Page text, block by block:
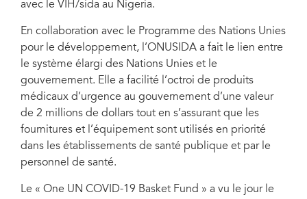
avec le VIH/sida au Nigeria.
En collaboration avec le Programme des Nations Unies
pour le développement, l’ONUSIDA a fait le lien entre
le système élargi des Nations Unies et le
gouvernement. Elle a facilité l’octroi de produits
médicaux d’urgence au gouvernement d’une valeur
de 2 millions de dollars tout en s’assurant que les
fournitures et l’équipement sont utilisés en priorité
dans les établissements de santé publique et par le
personnel de santé.
Le « One UN COVID-19 Basket Fund » a vu le jour le